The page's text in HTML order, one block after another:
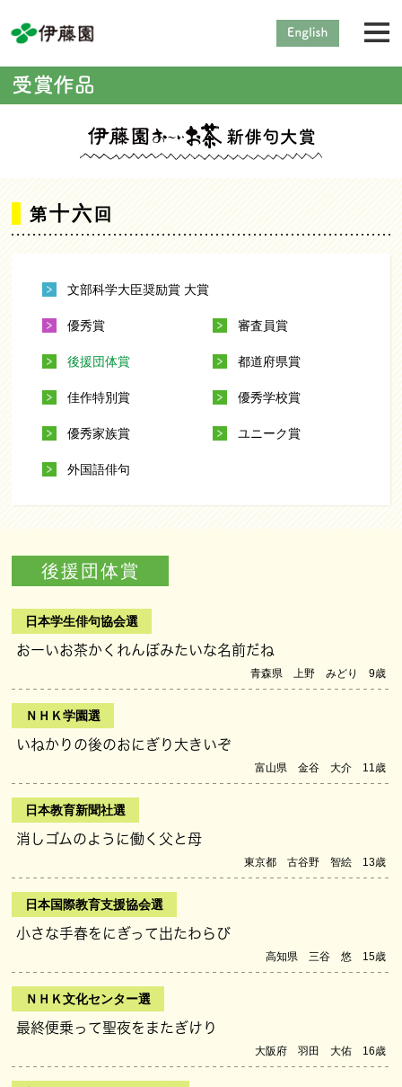
第十六 回
文部科学大臣奨励賞 大賞
優秀賞 審査員賞
後援団体賞 都道府県賞
佳作特別賞 優秀学校賞
優秀家族賞 ユニーク賞
外国語俳句
後援団体賞
日本学生俳句協会選
おーいお茶かくれんぼみたいな名前だね
青森県 上野 みどり 9歳
ＮＨＫ学園選
いねかりの後のおにぎり大きいぞ
富山県 金谷 大介 11歳
日本教育新聞社選
消しゴムのように働く父と母
東京都 古谷野 智絵 13歳
日本国際教育支援協会選
小さな手春をにぎって出たわらび
高知県 三谷 悠 15歳
ＮＨＫ文化センター選
最終便乗って聖夜をまたぎけり
大阪府 羽田 大佑 16歳